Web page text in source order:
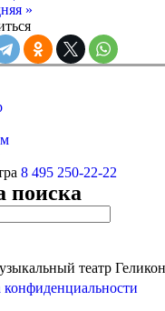
»
8 495 250-22-22
поиска
театр